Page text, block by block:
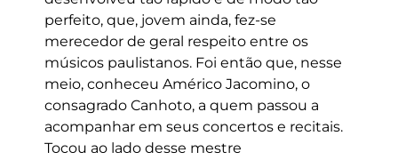
perfeito, que, jovem ainda, fez-se
merecedor de geral respeito entre os
músicos paulistanos. Foi então que, nesse
meio, conheceu Américo Jacomino, o
consagrado Canhoto, a quem passou a
acompanhar em seus concertos e recitais.
Tocou ao lado desse mestre